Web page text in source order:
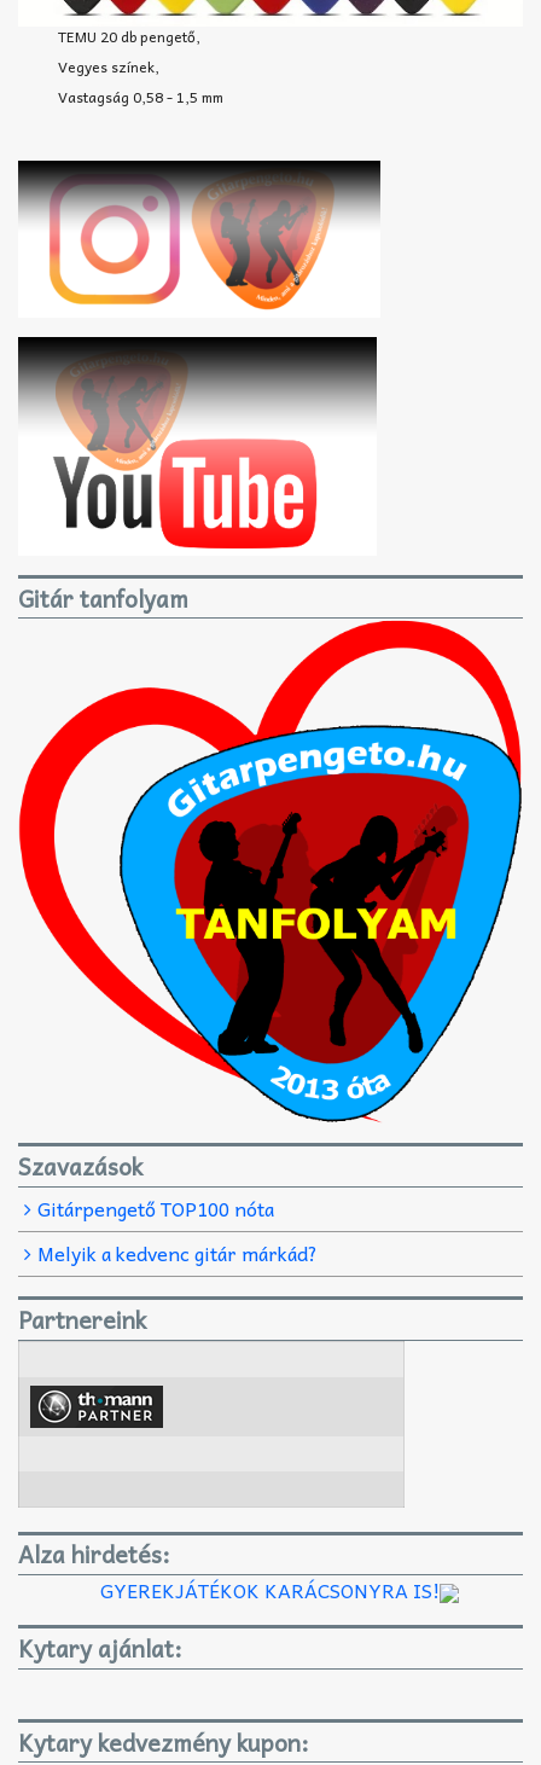
TEMU 20 db pengető,
Vegyes színek,
Vastagság 0,58 - 1,5 mm
Gitár tanfolyam
Szavazások
Gitárpengető TOP100 nóta
Melyik a kedvenc gitár márkád?
Partnereink
Alza hirdetés:
GYEREKJÁTÉKOK KARÁCSONYRA IS!
Kytary ajánlat:
Kytary kedvezmény kupon: